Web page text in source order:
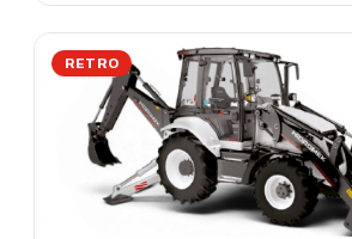
RETRO